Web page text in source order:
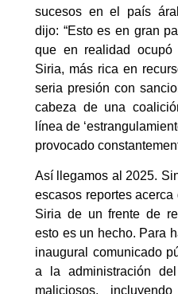
sucesos en el país
dijo: “Esto es en gran
que en realidad
Siria, más rica en
seria presión con
cabeza de una
línea de
provocado
Así llegamos al 2025.
escasos reportes
Siria de un frente de
esto es un hecho. Para
inaugural comunicado
a la administración
maliciosos,